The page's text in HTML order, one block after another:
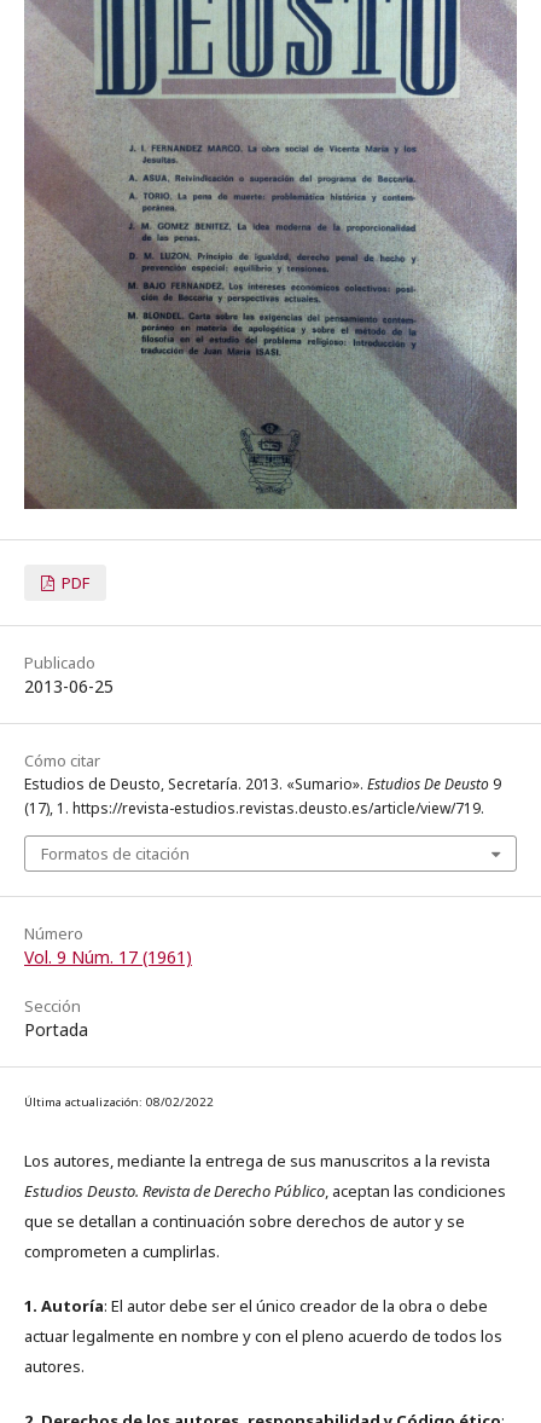
PDF
Publicado
2013-06-25
Cómo citar
Estudios de Deusto, Secretaría. 2013. «Sumario». Estudios De Deusto 9
(17), 1. https://revista-estudios.revistas.deusto.es/article/view/719.
Formatos de citación
Número
Vol. 9 Núm. 17 (1961)
Sección
Portada
Última actualización: 08/02/2022
Los autores, mediante la entrega de sus manuscritos a la revista
Estudios Deusto. Revista de Derecho Público, aceptan las condiciones
que se detallan a continuación sobre derechos de autor y se
comprometen a cumplirlas.
1. Autoría: El autor debe ser el único creador de la obra o debe
actuar legalmente en nombre y con el pleno acuerdo de todos los
autores.